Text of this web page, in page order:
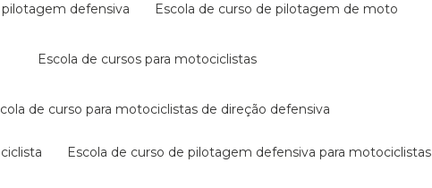
pilotagem defensiva escola de curso de pilotagem de moto
escola de cursos para motociclistas
de curso para motociclistas de direção defensiva
escola de curso de pilotagem defensiva para motociclistas